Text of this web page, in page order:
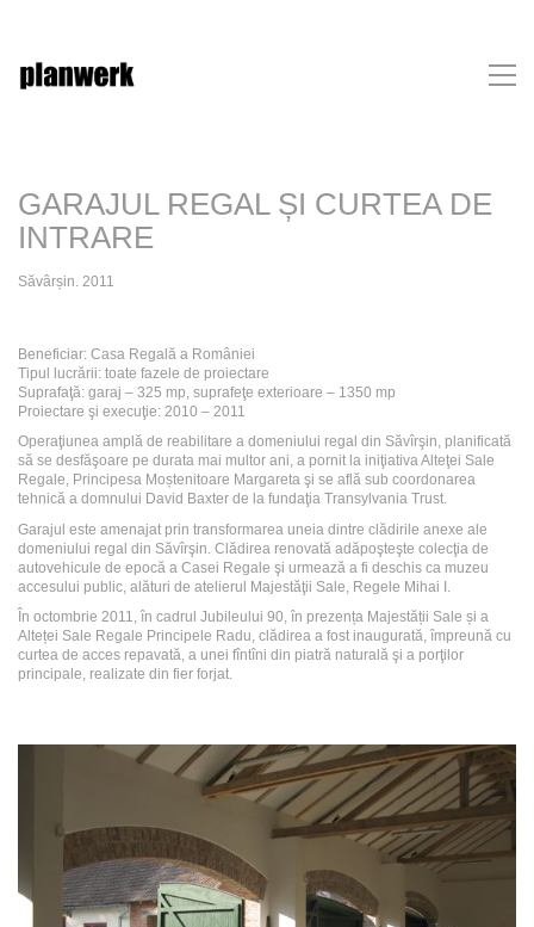
GARAJUL REGAL ȘI CURTEA DE
INTRARE
Săvârșin. 2011
Beneficiar: Casa Regală a României
Tipul lucrării: toate fazele de proiectare
Suprafaţă: garaj – 325 mp, suprafeţe exterioare – 1350 mp
Proiectare şi execuţie: 2010 – 2011
Operaţiunea amplă de reabilitare a domeniului regal din Săvîrşin, planificată
să se desfăşoare pe durata mai multor ani, a pornit la iniţiativa Alteţei Sale
Regale, Principesa Moștenitoare Margareta şi se află sub coordonarea
tehnică a domnului David Baxter de la fundaţia Transylvania Trust.
Garajul este amenajat prin transformarea uneia dintre clădirile anexe ale
domeniului regal din Săvîrşin. Clădirea renovată adăpoşteşte colecţia de
autovehicule de epocă a Casei Regale şi urmează a fi deschis ca muzeu
accesului public, alături de atelierul Majestăţii Sale, Regele Mihai I.
În octombrie 2011, în cadrul Jubileului 90, în prezența Majestății Sale și a
Alteței Sale Regale Principele Radu, clădirea a fost inaugurată, împreună cu
curtea de acces repavată, a unei fîntîni din piatră naturală şi a porţilor
principale, realizate din fier forjat.